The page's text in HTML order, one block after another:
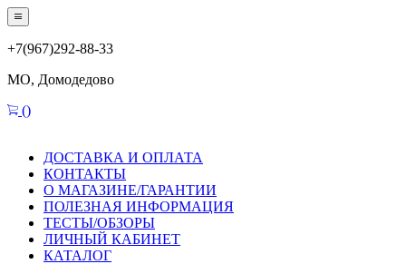
+7(967)292-88-33
МО, Домодедово
()
ДОСТАВКА И ОПЛАТА
КОНТАКТЫ
О МАГАЗИНЕ/ГАРАНТИИ
ПОЛЕЗНАЯ ИНФОРМАЦИЯ
ТЕСТЫ/ОБЗОРЫ
ЛИЧНЫЙ КАБИНЕТ
КАТАЛОГ